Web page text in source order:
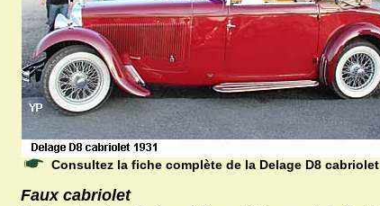
Consultez la fiche complète de la Delage D8 cabriolet
Faux cabriolet